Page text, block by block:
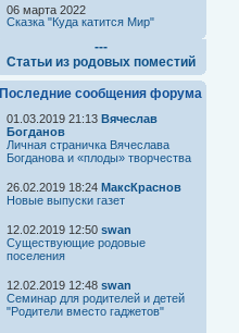
06 марта 2022
Сказка "Куда катится Мир"
---
Статьи из родовых поместий
Последние сообщения форума
01.03.2019 21:13 Вячеслав
Богданов
Личная страничка Вячеслава
Богданова и «плоды» творчества
26.02.2019 18:24 МаксКраснов
Новые выпуски газет
12.02.2019 12:50 swan
Существующие родовые
поселения
12.02.2019 12:48 swan
Семинар для родителей и детей
"Родители вместо гаджетов"